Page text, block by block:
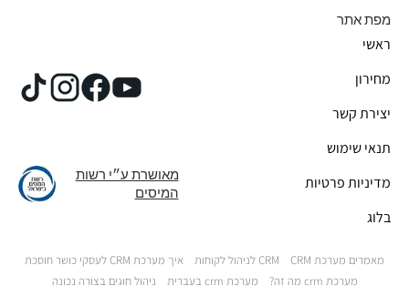
ראשי
מחירון
יצירת קשר
תנאי שימוש
מדיניות פרטיות
בלוג
מפת אתר
מאושרת ע״י רשות
המיסים
מאמרים מערכת CRM CRM לניהול לקוחות
איך מערכת CRM לעסקי כושר חוסכת
מערכת crm מה זה?
מערכת crm בעברית
ניהול חוגים בצורה נכונה